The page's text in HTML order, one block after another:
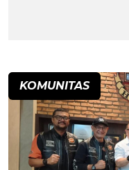
KOMUNITAS